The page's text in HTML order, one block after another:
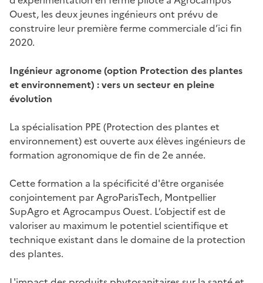
Ouest, les deux jeunes ingénieurs ont prévu de
construire leur première ferme commerciale d’ici fin
2020.
Ingénieur agronome(option Protection des plantes
et environnement) :vers un secteur en pleine
évolution
La spécialisation PPE (Protection des plantes et
environnement)est ouverte aux élèves ingénieurs de
formation agronomique de fin de 2e année.
Cette formation a la spécificité d'être organisée
conjointement par AgroParisTech, Montpellier
SupAgro et Agrocampus Ouest. L’objectif est de
valoriser au maximum le potentiel scientifique et
technique existant dans le domaine de la protection
des plantes.